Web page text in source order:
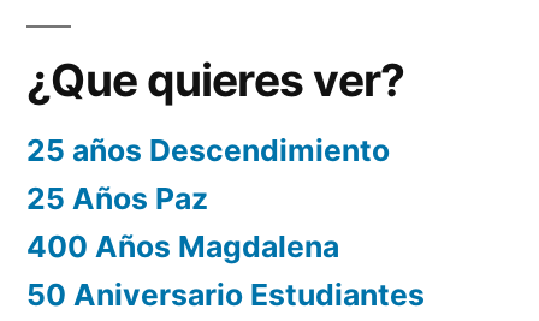
¿Que quieres ver?
25 años Descendimiento
25 Años Paz
400 Años Magdalena
50 Aniversario Estudiantes